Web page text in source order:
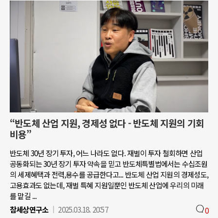
“반도체 산업 지원, 경제성 없다 - 반도체 지원의 기회
비용”
반도체 30년 장기 투자, 어느 나라도 없다. 재벌이 투자 철회하면 산업
공동화되는 30년 장기 투자 약속을 믿고 반도체특별법에서는 수십조원
의 세제혜택과 전력,용수를 공급한다고... 반도체 산업 지원의 경제성도,
고용효과도 없는데, 재벌 특혜 지원일뿐인 반도체 산업에 우리의 미래
를 맡길 ...
참세상연구소
2025.03.18. 20:57 0